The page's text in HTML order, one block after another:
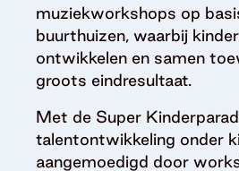
muziekworkshops op
buurthuizen, waarbij
ontwikkelen en samen
groots eindresultaat.
Met de Super
talentontwikkeling onder
aangemoedigd door